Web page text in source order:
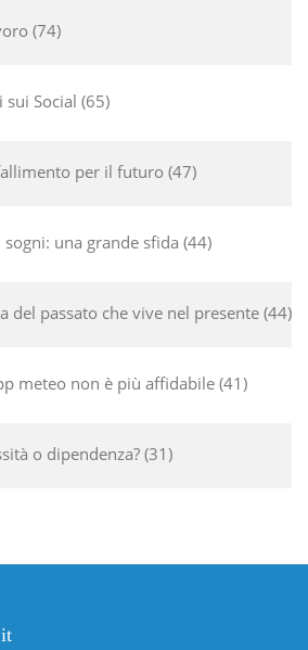
74
sui Social 65
per il futuro 47
una grande sfida 44
del passato che vive nel presente 44
meteo non è più affidabile 41
o dipendenza? 31